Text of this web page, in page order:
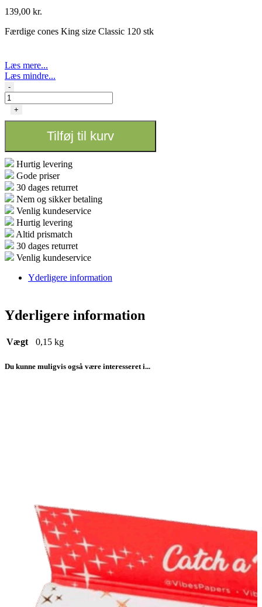
139,00 kr.
Færdige cones King size Classic 120 stk
Læs mere...
Læs mindre...
FLY
ConeZ
-
120
stk
antal
-
+
Tilføj til kurv
Hurtig levering
Gode priser
30 dages returret
Nem og sikker betaling
Venlig kundeservice
Hurtig levering
Altid prismatch
30 dages returret
Venlig kundeservice
Yderligere information
Yderligere information
Vægt 0,15 kg
Du kunne muligvis også være interesseret i...